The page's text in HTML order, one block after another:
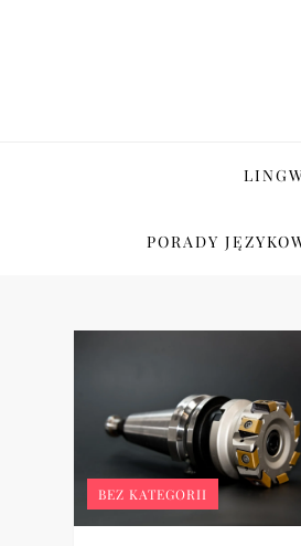
PORADY
BEZ KATEGORII